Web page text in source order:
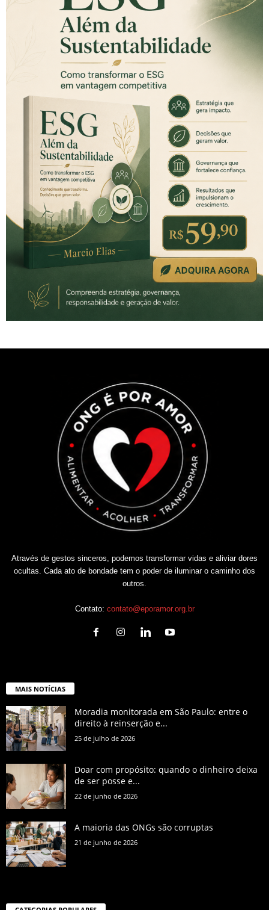
Através de gestos sinceros, podemos transformar vidas e aliviar dores
ocultas. Cada ato de bondade tem o poder de iluminar o caminho dos
outros.
Contato: contato@eporamor.org.br
MAIS NOTÍCIAS
Moradia monitorada em São Paulo: entre o
direito à reinserção e...
25 de julho de 2026
Doar com propósito: quando o dinheiro deixa
de ser posse e...
22 de junho de 2026
A maioria das ONGs são corruptas
21 de junho de 2026